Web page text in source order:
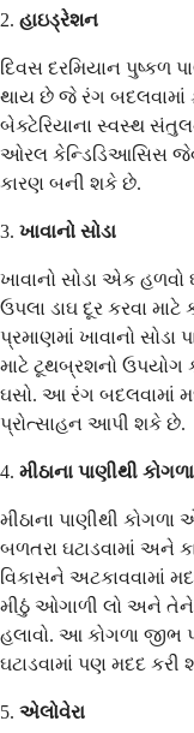
2. હાઇડ્રેશન
દિવસ દરમિયાન પુષ્કળ
થાય છે જે રંગ બદલવામાં
બેક્ટેરિયાના સ્વસ્થ
ઓરલ કેન્ડિડિઆસિસ
કારણ બની શકે છે.
3. ખાવાનો સોડા
ખાવાનો સોડા એક
ઉપલા ડાઘ દૂર કરવા માટે
પ્રમાણમાં ખાવાનો સોડા
માટે ટૂથબ્રશનો ઉપયોગ
ઘસો. આ રંગ બદલવામાં
પ્રોત્સાહન આપી શકે છે.
4. મીઠાના પાણીથી કોગળા
મીઠાના પાણીથી
બળતરા ઘટાડવામાં અને
વિકાસને અટકાવવામાં
મીઠું ઓગાળી લો અને તેને
હલાવો. આ કોગળા
ઘટાડવામાં પણ મદદ કરી
5. એલોવેરા